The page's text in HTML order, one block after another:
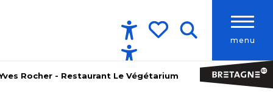
menu
Accessibilité
Rocher - Restaurant Le Végétarium